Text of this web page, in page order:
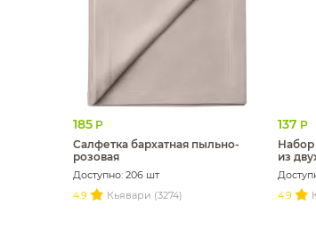
185 Р
Салфетка бархатная пыльно-
розовая
Доступно: 206 шт
4.9
Кьявари (3274)
137 Р
Набор
из
4.9